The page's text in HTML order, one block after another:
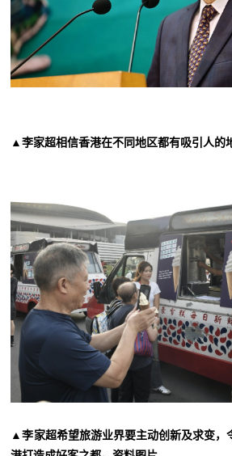
▲李家超相信香港在不同地区都有吸引人的
▲李家超希望旅游业界要主动创新及求变，